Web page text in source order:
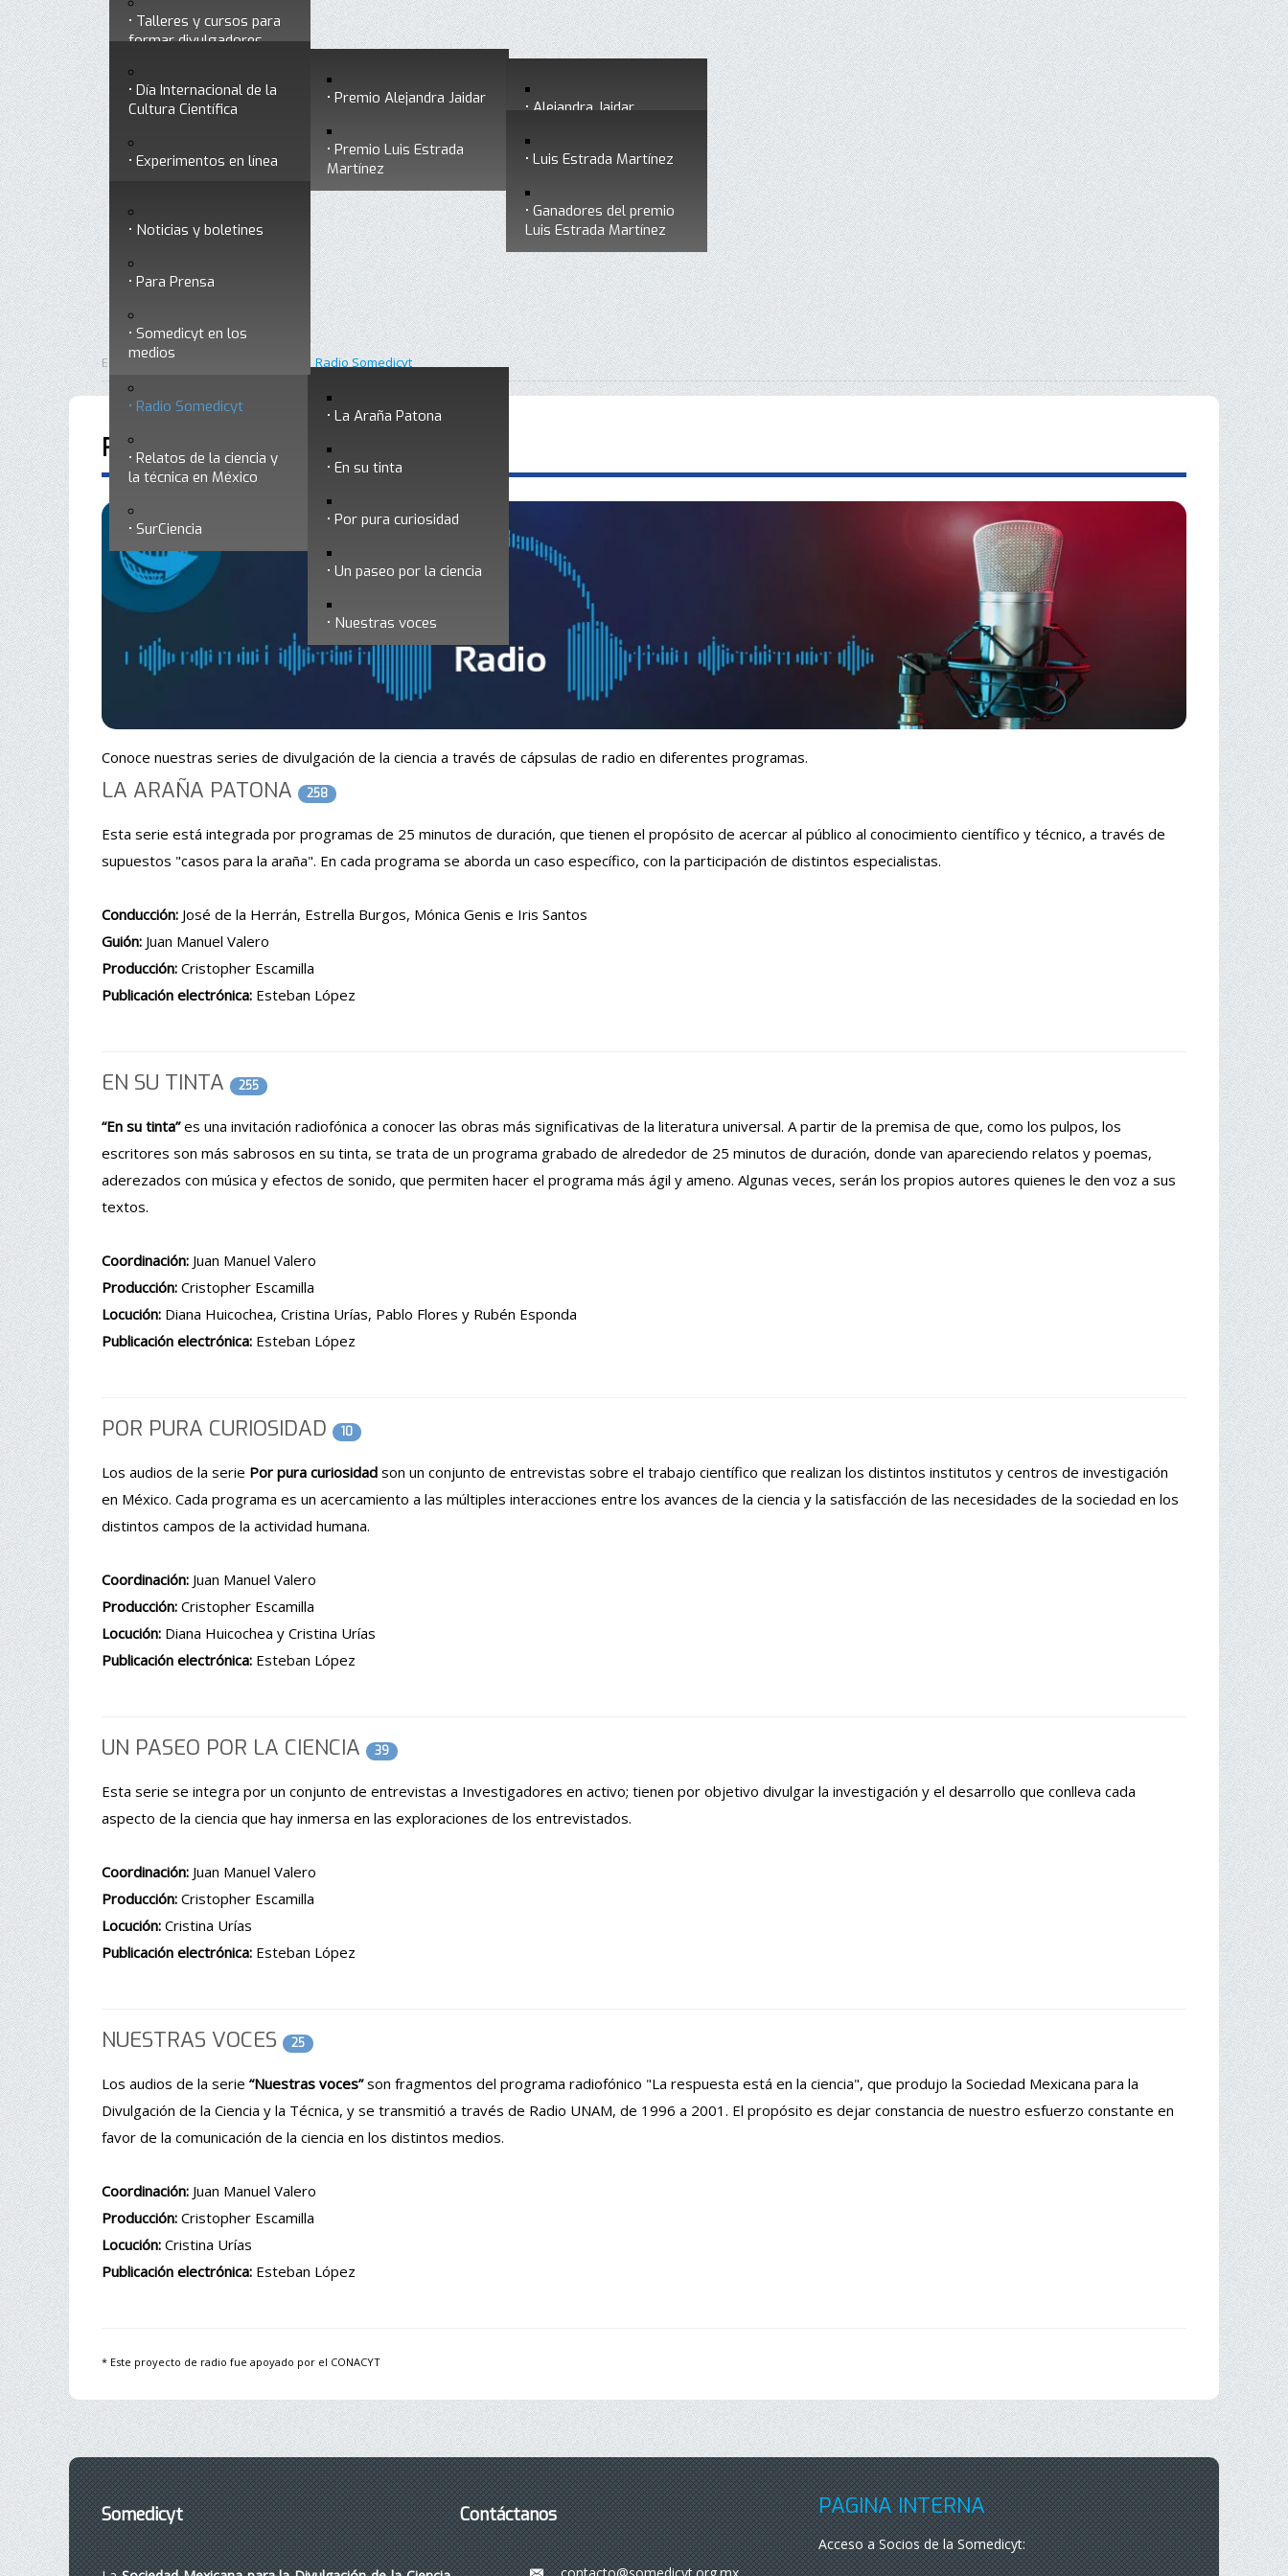
Historia
Premios a divulgadores Premio Alejandra Jaidar Alejandra Jaidar
Ganadores del premio
Premio Luis Estrada
Martínez
Luis Estrada Martínez
Ganadores del premio
Luis Estrada Martínez
Talleres y cursos para
formar divulgadores
Otros servicios
Divulgación
Día Internacional de la
Cultura Científica
Experimentos en línea
Ciencia y Tecnología
Nuestra ciencia
responde
Radio Somedicyt La Araña Patona
En su tinta
Por pura curiosidad
Un paseo por la ciencia
Nuestras voces
Relatos de la ciencia y
la técnica en México
SurCiencia
Noticias
Noticias y boletines
Para Prensa
Somedicyt en los
medios
Está aquí: Inicio Radio Somedicyt
Radio Somedicyt
Conoce nuestras series de divulgación de la ciencia a través de cápsulas de radio en diferentes programas.
LA ARAÑA PATONA 258
Esta serie está integrada por programas de 25 minutos de duración, que tienen el propósito de acercar al público al conocimiento científico y técnico, a través de
supuestos "casos para la araña". En cada programa se aborda un caso específico, con la participación de distintos especialistas.
Conducción: José de la Herrán, Estrella Burgos, Mónica Genis e Iris Santos
Guión: Juan Manuel Valero
Producción: Cristopher Escamilla
Publicación electrónica: Esteban López
EN SU TINTA 255
“En su tinta”es una invitación radiofónica a conocer las obras más significativas de la literatura universal. A partir de la premisa de que, como los pulpos, los
escritores son más sabrosos en su tinta, se trata de un programa grabado de alrededor de 25 minutos de duración, donde van apareciendo relatos y poemas,
aderezados con música y efectos de sonido, que permiten hacer el programa más ágil y ameno. Algunas veces, serán los propios autores quienes le den voz a sus
textos.
Coordinación: Juan Manuel Valero
Producción: Cristopher Escamilla
Locución: Diana Huicochea, Cristina Urías, Pablo Flores y Rubén Esponda
Publicación electrónica: Esteban López
POR PURA CURIOSIDAD 10
Los audios de la serie Por pura curiosidad son un conjunto de entrevistas sobre el trabajo científico que realizan los distintos institutos y centros de investigación
en México. Cada programa es un acercamiento a las múltiples interacciones entre los avances de la ciencia y la satisfacción de las necesidades de la sociedad en los
distintos campos de la actividad humana.
Coordinación: Juan Manuel Valero
Producción: Cristopher Escamilla
Locución: Diana Huicochea y Cristina Urías
Publicación electrónica: Esteban López
UN PASEO POR LA CIENCIA 39
Esta serie se integra por un conjunto de entrevistas a Investigadores en activo; tienen por objetivo divulgar la investigación y el desarrollo que conlleva cada
aspecto de la ciencia que hay inmersa en las exploraciones de los entrevistados.
Coordinación: Juan Manuel Valero
Producción: Cristopher Escamilla
Locución: Cristina Urías
Publicación electrónica: Esteban López
NUESTRAS VOCES 25
Los audios de la serie “Nuestras voces”son fragmentos del programa radiofónico "La respuesta está en la ciencia", que produjo la Sociedad Mexicana para la
Divulgación de la Ciencia y la Técnica, y se transmitió a través de Radio UNAM, de 1996 a 2001. El propósito es dejar constancia de nuestro esfuerzo constante en
favor de la comunicación de la ciencia en los distintos medios.
Coordinación: Juan Manuel Valero
Producción: Cristopher Escamilla
Locución: Cristina Urías
Publicación electrónica: Esteban López
* Este proyecto de radio fue apoyado por el CONACYT
Somedicyt Contáctanos PÁGINA INTERNA
Acceso a Socios de la Somedicyt: